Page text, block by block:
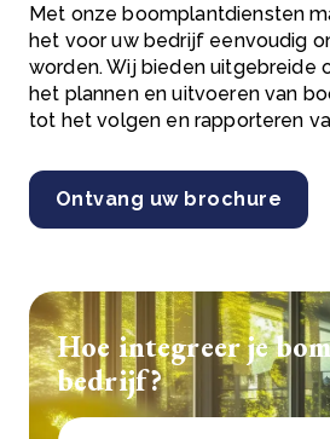
Met onze boomplantdiensten
het voor uw bedrijf eenvoudig
worden. Wij bieden uitgebreide
het plannen en uitvoeren van
tot het volgen en rapporteren
Ontvang uw brochure
Hoe integreer je
bedrijf?